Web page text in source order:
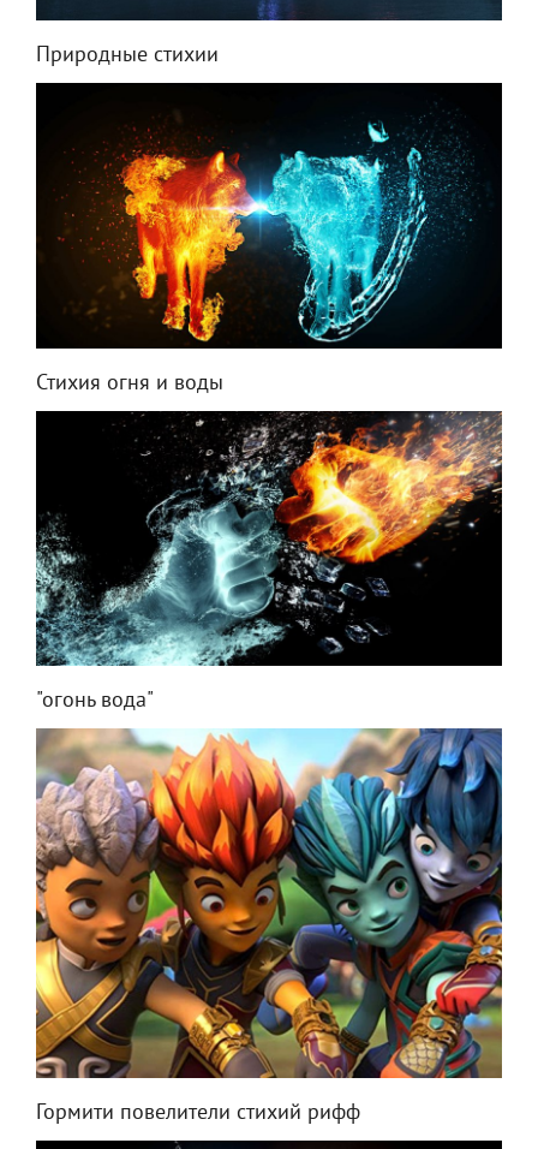
Природные стихии
Стихия огня и воды
"огонь вода"
Гормити повелители стихий рифф